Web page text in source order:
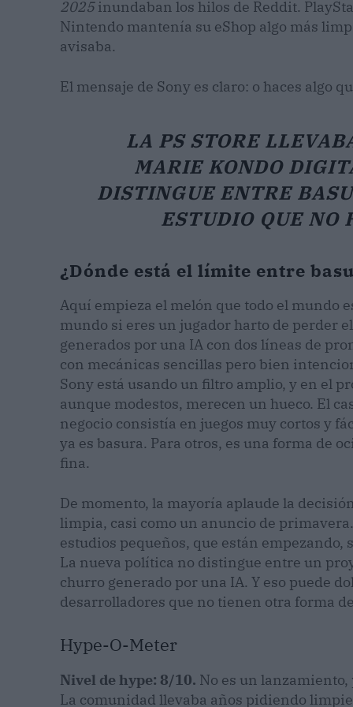
2025inundaban los hilos de Reddit.
Nintendo mantenía su eShop algo más
avisaba.
El mensaje de Sony es claro: o haces algo
LA PS STORE
MARIE KONDO
DISTINGUE ENTRE
ESTUDIO QUE NO
¿Dónde está el límite entre
Aquí empieza el melón que todo el mundo
mundo si eres un jugador harto de perder
generados por una IA con dos líneas de
con mecánicas sencillas pero bien
Sony está usando un filtro amplio, y en el
aunque modestos, merecen un hueco. El
negocio consistía en juegos muy cortos y
ya es basura. Para otros, es una forma de
fina.
De momento, la mayoría aplaude la
limpia, casi como un anuncio de
estudios pequeños, que están
La nueva política no distingue entre un
churro generado por una IA. Y eso puede
desarrolladores que no tienen otra forma
Hype-O-Meter
Nivel de hype: 8/10. No es un
La comunidad llevaba años pidiendo